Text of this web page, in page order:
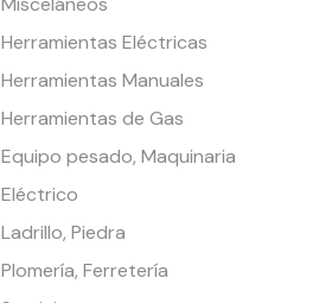
Herramientas Eléctricas
Herramientas Manuales
Herramientas de Gas
Equipo pesado, Maquinaria
Eléctrico
Ladrillo, Piedra
Plomería, Ferretería